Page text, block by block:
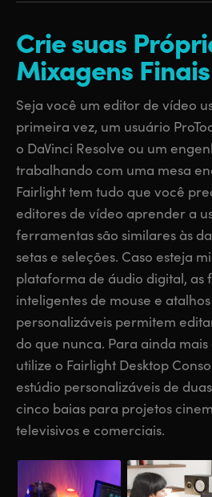
Singapore
South Africa
Sweden
Chinese Taipei
Turkey
UAE
United Kingdom
United States
Singapore
South Africa
Sweden
Chinese Taipei
Turkey
UAE
United Kingdom
United States
Crie suas
Mixagens Finais
Seja você um editor de vídeo
primeira vez, um usuário
o DaVinci Resolve ou um
trabalhando com uma mesa
Fairlight tem tudo que você
editores de vídeo aprender a
ferramentas são similares às
setas e seleções. Caso esteja
plataforma de áudio digital, as
inteligentes de mouse e
personalizáveis permitem
do que nunca. Para ainda
utilize o Fairlight Desktop
estúdio personalizáveis de
cinco baias para projetos
televisivos e comerciais.